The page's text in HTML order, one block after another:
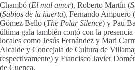
Chambó (El mal amor), Roberto Martín (
(Sabios de la huerta), Fernando Ampuero (
Gómez Bello (The Polar Silence) y Pau
última gala también contó con la presencia
locales como Jesús Fernández y Mari
Alcalde y Concejala de Cultura de
respectivamente) y Francisco Javier
de Cuenca.